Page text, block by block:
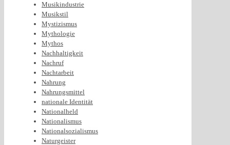
Musikindustrie
Musikstil
Mystizismus
Mythologie
Mythos
Nachhaltigkeit
Nachruf
Nachtarbeit
Nahrung
Nahrungsmittel
nationale Identität
Nationalheld
Nationalismus
Nationalsozialismus
Naturgeister